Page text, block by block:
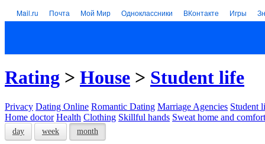
Mail.ru Почта Мой Мир Одноклассники ВКонтакте Игры
Rating > House > Student life
Privacy Dating Online Romantic Dating Marriage Agencies Student
Home doctor Health Clothing Skillful hands Sweat home and comfort
day week month